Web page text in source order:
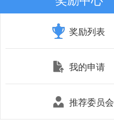
奖励列表
我的申请
推荐委员会